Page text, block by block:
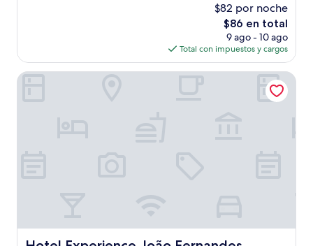
$82 por noche
El
precio
actual
es
de
$86 en total
9 ago - 10 ago
Total con impuestos y cargos
Hotel Experience João Fernandes